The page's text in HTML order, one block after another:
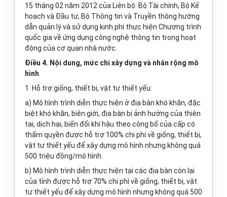
15 tháng 02 năm 2012 của Liên bộ: Bộ Tài chính, Bộ Kế
hoạch và Đầu tư, Bộ Thông tin và Truyền thông hướng
dẫn quản lý và sử dụng kinh phí thực hiện Chương trình
quốc gia về ứng dụng công nghệ thông tin trong hoạt
động của cơ quan nhà nước.
Điều 4. Nội dung, mức chi xây dựng và nhân rộng mô
hình
1. Hỗ trợ giống, thiết bị, vật tư thiết yếu:
a) Mô hình trình diễn thực hiện ở địa bàn khó khăn, đặc
biệt khó khăn, biên giới, địa bàn bị ảnh hưởng của thiên
tai, dịch hại, biến đổi khí hậu theo công bố của cấp có
thẩm quyền được hỗ trợ 100% chi phí về giống, thiết bị,
vật tư thiết yếu để xây dựng mô hình nhưng không quá
500 triệu đồng/mô hình.
b) Mô hình trình diễn thực hiện tại các địa bàn còn lại
của tỉnh được hỗ trợ 70% chi phí về giống, thiết bị, vật
tư thiết yếu để xây dựng mô hình nhưng không quá 500